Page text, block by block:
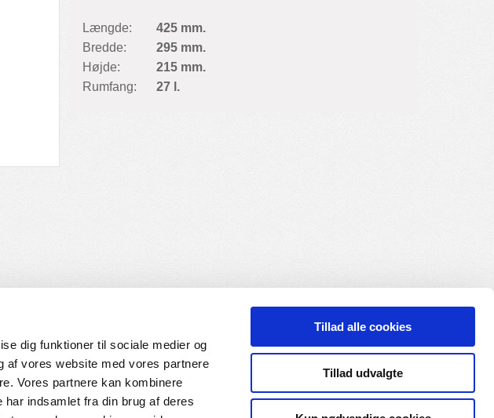
dig funktioner til sociale medier og
af vores website med vores partnere
Vores partnere kan kombinere
indsamlet fra din brug af deres
Tillad alle cookies
Tillad udvalgte
Længde:
425 mm.
Bredde:
295 mm.
Højde:
215 mm.
Rumfang:
27 l.
HANDLER DU
web-shop